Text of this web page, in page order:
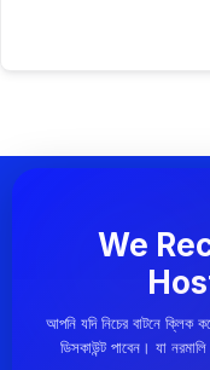
We
আপনি যদি নিচের বাটনে
ডিসকাউন্ট পাবেন। যা